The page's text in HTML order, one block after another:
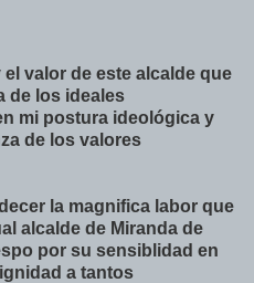
valor de este alcalde que
de los ideales
mi postura ideológica y
de los valores
la magnifica labor que
alcalde de Miranda de
por su sensiblidad en
a tantos